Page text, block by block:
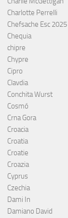
Charlotte Perrelli
Chefsache Esc 2025
Chequia
chipre
Chypre
Cipro
Clavdia
Conchita Wurst
Cosmó
Crna Gora
Croacia
Croatia
Croatie
Croazia
Cyprus
Czechia
Dami In
Damiano David